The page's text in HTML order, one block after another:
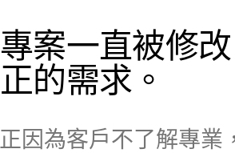
專案一直被修
正的需求。
正因為客戶不了解專業